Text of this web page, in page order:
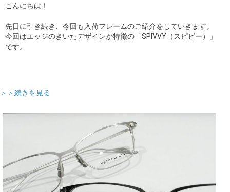
採用
こんにちは！
先日に引き続き、今回も入荷フレームのご紹介をしていきます。
今回はエッジのきいたデザインが特徴の「SPIVVY（スピビー）」
です。
＞＞続きを見る